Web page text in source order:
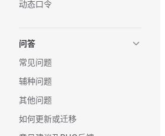
动态口令
问答
常见问题
辅种问题
其他问题
如何更新或迁移